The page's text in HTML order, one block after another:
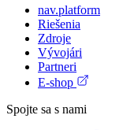
nav.platform
Riešenia
Zdroje
Vývojári
Partneri
E-shop
Spojte sa s nami